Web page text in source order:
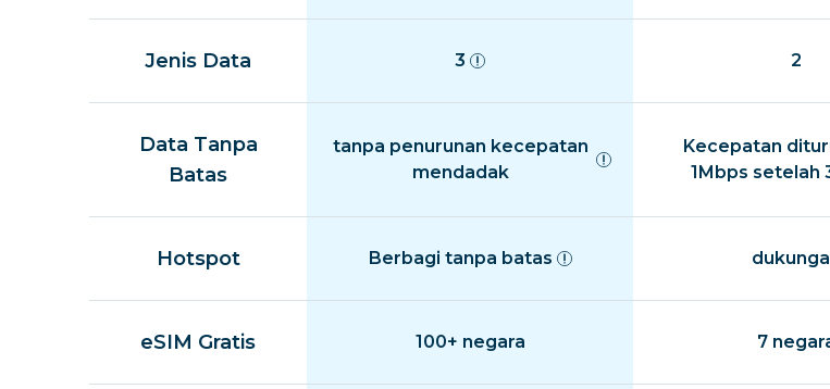
Jenis Data 3 2
Data Tanpa
Batas
tanpa penurunan kecepatan
mendadak
Kecepatan
1Mbps setelah
Hotspot Berbagi tanpa batas
eSIM Gratis 100+ negara 7